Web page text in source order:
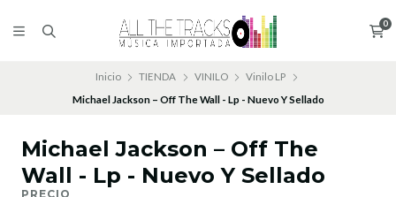
0
Inicio TIENDA VINILO
Vinilo LP
Michael Jackson – Off The Wall - Lp - Nuevo Y Sellado
Michael Jackson – Off The
Wall - Lp - Nuevo Y Sellado
PRECIO